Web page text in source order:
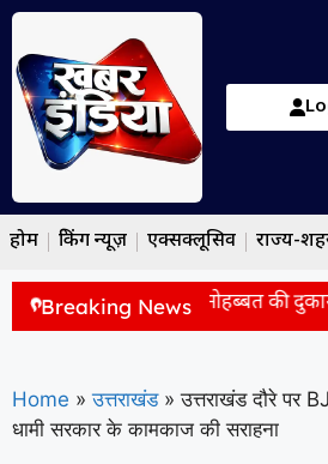
होम ब्रेकिंग न्यूज़ एक्सक्लूसिव राज्य-
Breaking News
पर हमला, बोले- ‘मोहब्बत की दुकान
Home » उत्तराखंड » उत्तराखंड दौरे पर
धामी सरकार के कामकाज की सराहना